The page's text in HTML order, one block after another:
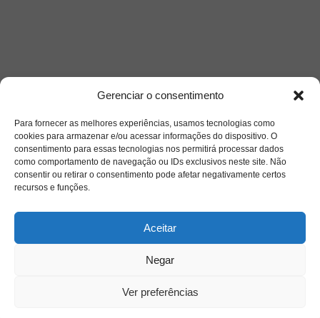
Gerenciar o consentimento
Para fornecer as melhores experiências, usamos tecnologias como
cookies para armazenar e/ou acessar informações do dispositivo. O
consentimento para essas tecnologias nos permitirá processar dados
como comportamento de navegação ou IDs exclusivos neste site. Não
consentir ou retirar o consentimento pode afetar negativamente certos
recursos e funções.
Aceitar
Negar
Ver preferências